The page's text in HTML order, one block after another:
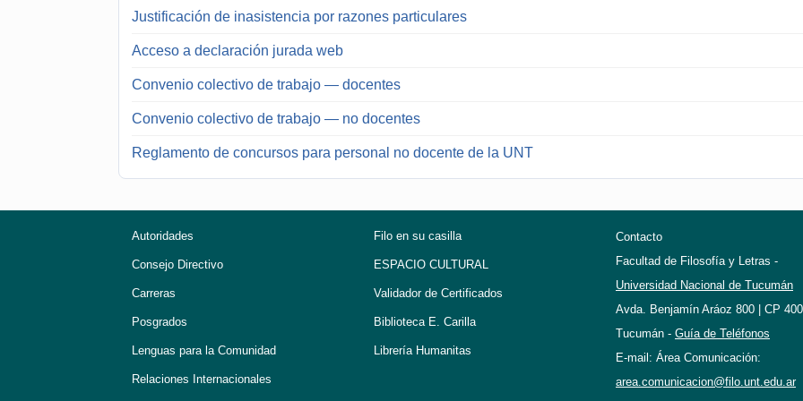
Justificación de inasistencia por razones particulares
Acceso a declaración jurada web
Convenio colectivo de trabajo — docentes
Convenio colectivo de trabajo — no docentes
Reglamento de concursos para personal no docente de la UNT
Autoridades
Consejo Directivo
Carreras
Posgrados
Lenguas para la Comunidad
Relaciones Internacionales
Filo en su casilla
ESPACIO CULTURAL
Validador de Certificados
Biblioteca E. Carilla
Librería Humanitas
Contacto
Facultad de Filosofía y Letras -
Universidad Nacional de Tucumán
Avda. Benjamín Aráoz 800 | CP
Tucumán - Guía de Teléfonos
E-mail: Área Comunicación:
area.comunicacion@filo.unt.edu.ar